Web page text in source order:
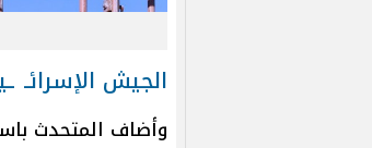
الجيش الإسرائـ
وأضاف المتحدث